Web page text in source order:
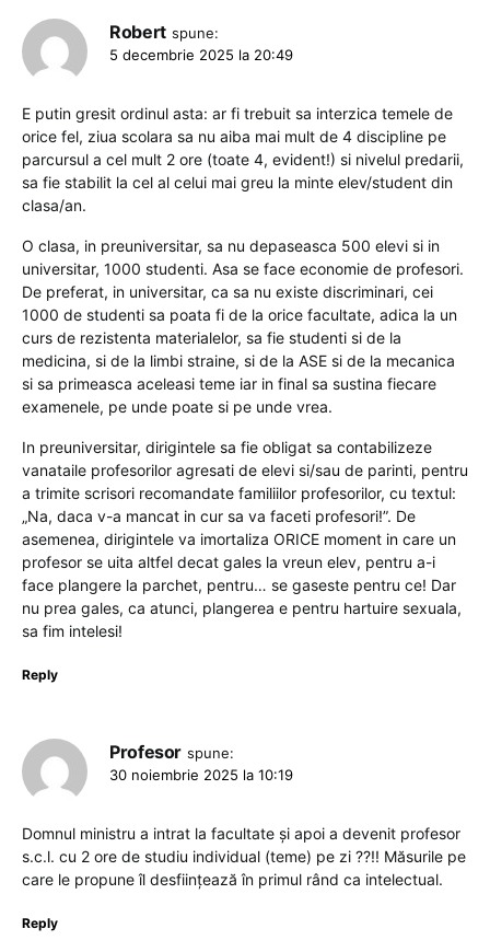
Robert spune:
5 decembrie 2025 la 20:49
E putin gresit ordinul asta: ar fi trebuit sa interzica temele de
orice fel, ziua scolara sa nu aiba mai mult de 4 discipline pe
parcursul a cel mult 2 ore (toate 4, evident!) si nivelul predarii,
sa fie stabilit la cel al celui mai greu la minte elev/student din
clasa/an.
O clasa, in preuniversitar, sa nu depaseasca 500 elevi si in
universitar, 1000 studenti. Asa se face economie de profesori.
De preferat, in universitar, ca sa nu existe discriminari, cei
1000 de studenti sa poata fi de la orice facultate, adica la un
curs de rezistenta materialelor, sa fie studenti si de la
medicina, si de la limbi straine, si de la ASE si de la mecanica
si sa primeasca aceleasi teme iar in final sa sustina fiecare
examenele, pe unde poate si pe unde vrea.
In preuniversitar, dirigintele sa fie obligat sa contabilizeze
vanataile profesorilor agresati de elevi si/sau de parinti, pentru
a trimite scrisori recomandate familiilor profesorilor, cu textul:
„Na, daca v-a mancat in cur sa va faceti profesori!”. De
asemenea, dirigintele va imortaliza ORICE moment in care un
profesor se uita altfel decat gales la vreun elev, pentru a-i
face plangere la parchet, pentru… se gaseste pentru ce! Dar
nu prea gales, ca atunci, plangerea e pentru hartuire sexuala,
sa fim intelesi!
Reply
Profesor spune:
30 noiembrie 2025 la 10:19
Domnul ministru a intrat la facultate și apoi a devenit profesor
s.c.l. cu 2 ore de studiu individual (teme) pe zi ??!! Măsurile pe
care le propune îl desființează în primul rând ca intelectual.
Reply